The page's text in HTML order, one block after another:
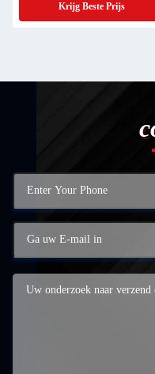
Krijg Beste Prijs